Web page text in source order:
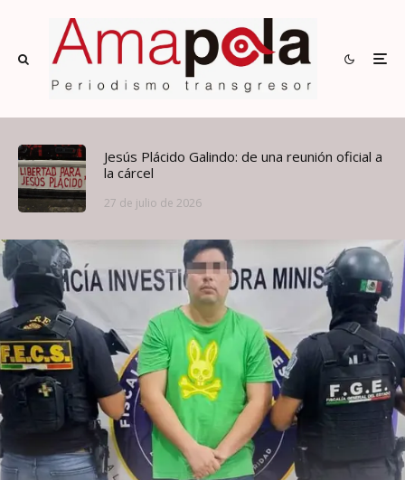
Jesús Plácido Galindo: de una reunión oficial a
la cárcel
27 de julio de 2026